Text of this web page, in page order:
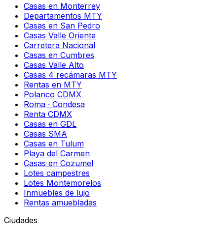
Casas en Monterrey
Departamentos MTY
Casas en San Pedro
Casas Valle Oriente
Carretera Nacional
Casas en Cumbres
Casas Valle Alto
Casas 4 recámaras MTY
Rentas en MTY
Polanco CDMX
Roma · Condesa
Renta CDMX
Casas en GDL
Casas SMA
Casas en Tulum
Playa del Carmen
Casas en Cozumel
Lotes campestres
Lotes Montemorelos
Inmuebles de lujo
Rentas amuebladas
Ciudades